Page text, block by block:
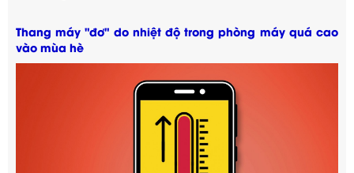
Thang máy "đơ" do nhiệt độ trong phòng máy quá cao
vào mùa hè